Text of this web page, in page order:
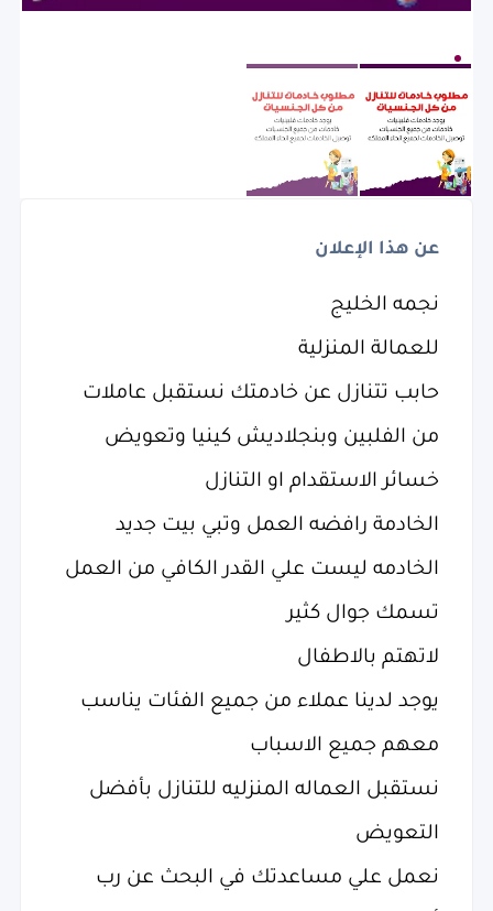
عن هذا الإعلان
نجمه الخليج
للعمالة المنزلية
حابب تتنازل عن خادمتك نستقبل عاملات
من الفلبين وبنجلاديش كينيا وتعويض
خسائر الاستقدام او التنازل
الخادمة رافضه العمل وتبي بيت جديد
الخادمه ليست علي القدر الكافي من العمل
تسمك جوال كثير
لاتهتم بالاطفال
يوجد لدينا عملاء من جميع الفئات يناسب
معهم جميع الاسباب
نستقبل العماله المنزليه للتنازل بأفضل
التعويض
نعمل علي مساعدتك في البحث عن رب